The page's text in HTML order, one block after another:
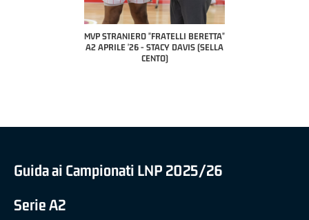
"FRATELLI BERETTA"
'26 - STACY DAVIS (SELLA
MVP "FRATELLI BERETTA" SAMUEL
DILAS B NAZIONALE APRILE '26 -
MARCO RESTELLI (TAV TREVIGLIO
Guida ai Campionati LNP 2025/26
Serie A2